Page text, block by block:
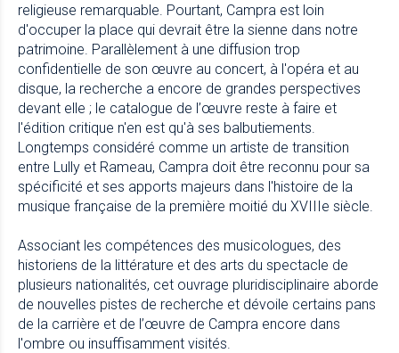
religieuse remarquable. Pourtant, Campra est loin
d'occuper la place qui devrait être la sienne dans notre
patrimoine. Parallèlement à une diffusion trop
confidentielle de son œuvre au concert, à l'opéra et au
disque, la recherche a encore de grandes perspectives
devant elle ; le catalogue de l’œuvre reste à faire et
l'édition critique n'en est qu'à ses balbutiements.
Longtemps considéré comme un artiste de transition
entre Lully et Rameau, Campra doit être reconnu pour sa
spécificité et ses apports majeurs dans l'histoire de la
musique française de la première moitié du XVIIIe siècle.
Associant les compétences des musicologues, des
historiens de la littérature et des arts du spectacle de
plusieurs nationalités, cet ouvrage pluridisciplinaire aborde
de nouvelles pistes de recherche et dévoile certains pans
de la carrière et de l’œuvre de Campra encore dans
l'ombre ou insuffisamment visités.